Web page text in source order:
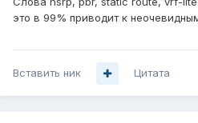
это в 99% приводит к
Вставить ник Цитата